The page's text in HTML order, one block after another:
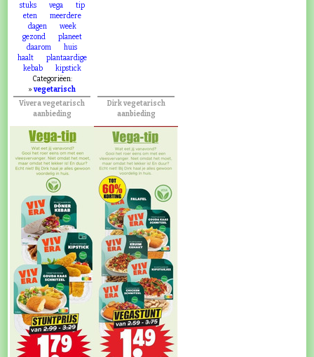
stuks
vega
tip
eten
meerdere
dagen
week
gezond
planeet
daarom
huis
haalt
plantaardige
kebab
kipstick
Categoriëen:
»vegetarisch
Vivera vegetarisch
aanbieding
Dirk vegetarisch
aanbieding